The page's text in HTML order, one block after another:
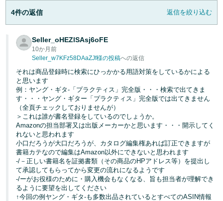
日
本국
어
-
KR
日
本
語
-
JP
English
- JP
ロ
グ
イ
ン
さ
っ
そ
く
始
め
る
4件の返信 返信を絞り込む
Seller_oHEZlSAsj6oFE
10か月前
Seller_w7KFz58DAaZJf様の投稿への返信
それは商品登録時に検索にひっかかる用語対策をしているかによる
と思います
例：ヤング・ギタ-「プラクティス」完全版・・・検索で出てきま
す・・・ヤング・ギター「プラクティス」完全版では出てきません
（全頁チェックしておりませんが）
＞これは誰が書名登録をしているのでしょうか。
Amazonの担当部署又は出版メーカーかと思います・・・開示してく
れないと思われます
小口だろうが大口だろうが、カタログ編集権あれば訂正できますが
書籍カテなので編集はAmazon以外にできないと思われます
-/－正しい書籍名を証拠書類（その商品のHPアドレス等）を提出し
て承認してもらってから変更の流れになるようです
-/ーがお役様のために・購入機会もなくなる、旨も担当者が理解でき
るように要望を出してください
↑今回の例ヤング・ギタ-も多数出品されているとすべてのASIN情報